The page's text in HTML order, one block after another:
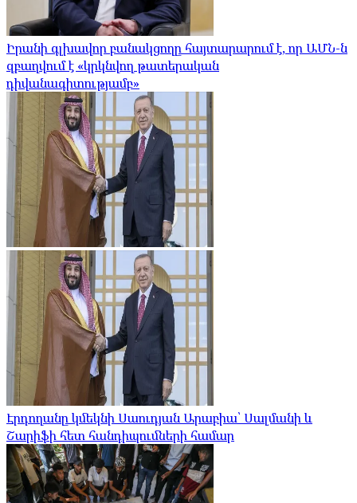
Իրանի գլխավոր բանակցողը հայտարարում է, որ ԱՄՆ-ն
զբաղվում է «կրկնվող թատերական
դիվանագիտությամբ»
Էրդողանը կմեկնի Սաուդյան Արաբիա՝ Սալմանի և
Շարիֆի հետ հանդիպումների համար